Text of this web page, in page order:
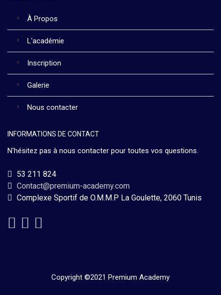
À Propos
L'académie
Inscription
Galerie
Nous contacter
INFORMATIONS DE CONTACT
N'hésitez pas à nous contacter pour toutes vos questions.
53 211 824
Contact@premium-academy.com
Complexe Sportif de O.M.M.P La Goulette, 2060 Tunis
Copyright ©2021 Premium Academy